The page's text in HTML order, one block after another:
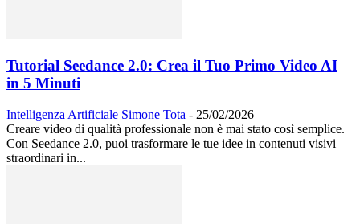
Tutorial Seedance 2.0: Crea il Tuo Primo Video AI
in 5 Minuti
Intelligenza Artificiale Simone Tota - 25/02/2026
Creare video di qualità professionale non è mai stato così semplice.
Con Seedance 2.0, puoi trasformare le tue idee in contenuti visivi
straordinari in...